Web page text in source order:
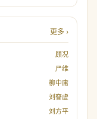
更多 ›
顾况
严维
柳中庸
刘眘虚
刘方平